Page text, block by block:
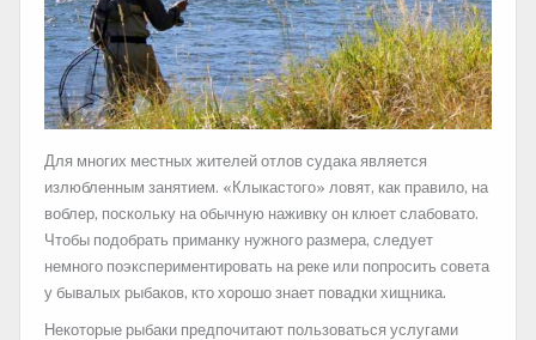
Для многих местных жителей отлов судака является
излюбленным занятием. «Клыкастого» ловят, как правило, на
воблер, поскольку на обычную наживку он клюет слабовато.
Чтобы подобрать приманку нужного размера, следует
немного поэкспериментировать на реке или попросить совета
у бывалых рыбаков, кто хорошо знает повадки хищника.
Некоторые рыбаки предпочитают пользоваться услугами